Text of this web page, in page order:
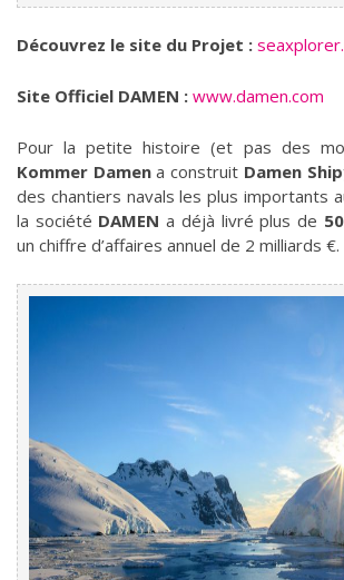
Découvrez le site du Projet :
Site Officiel DAMEN : www.damen.com
Pour la petite histoire (et pas des
Kommer Damena construit Damen
des chantiers navals les plus importants
la société DAMEN a déjà livré plus de
un chiffre d’affaires annuel de 2 milliards €.